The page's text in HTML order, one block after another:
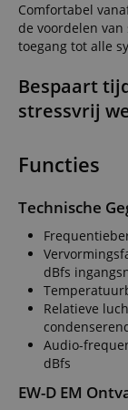
Comfortabel
de voordelen
toegang tot alle
Bespaart
stressvrij
Functies
Technische
dBfs
Relatieve
Audio-
dBfs
EW-D EM